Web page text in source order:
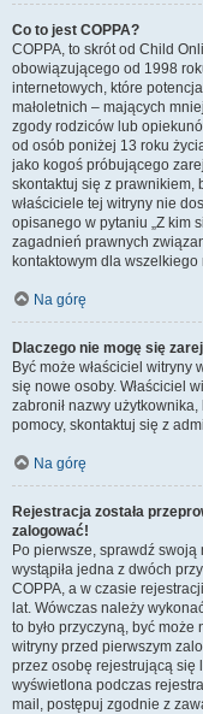
Co to jest COPPA?
COPPA, to skrót od Child
obowiązującego od 1998
internetowych, które
małoletnich – mających
zgody rodziców lub
od osób poniżej 13 roku
jako kogoś próbującego
skontaktuj się z prawnikiem,
właściciele tej witryny nie
opisanego w pytaniu „Z kim
zagadnień prawnych
kontaktowym dla
Na górę
Dlaczego nie mogę się
Być może właściciel witryny
się nowe osoby. Właściciel
zabronił nazwy
pomocy, skontaktuj się z
Na górę
Rejestracja została
zalogować!
Po pierwsze, sprawdź
wystąpiła jedna z dwóch
COPPA, a w czasie
lat. Wówczas należy
to było przyczyną, być
witryny przed pierwszym
przez osobę rejestrującą się
wyświetlona podczas
mail, postępuj zgodnie z